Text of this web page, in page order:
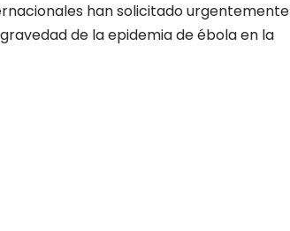
han solicitado urgentemente
de la epidemia de ébola en la